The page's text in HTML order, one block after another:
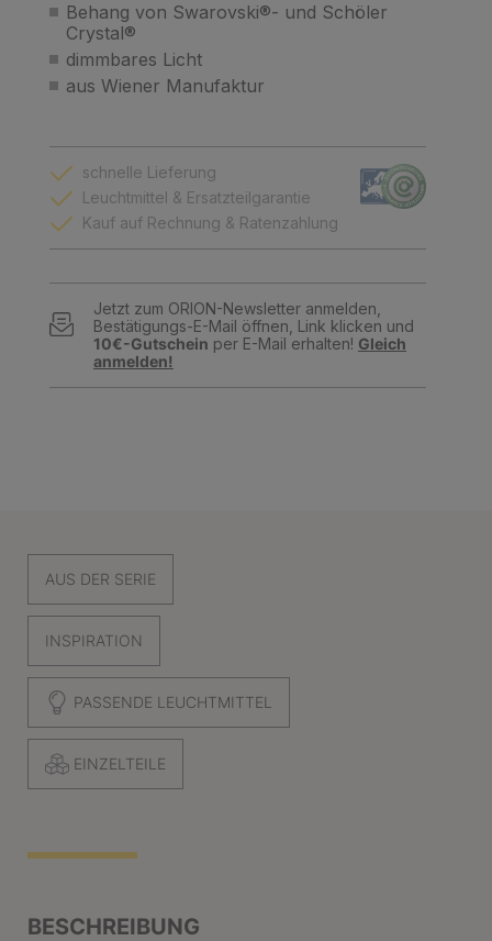
Behang von Swarovski®- und Schöler
Crystal®
dimmbares Licht
aus Wiener Manufaktur
schnelle Lieferung
Leuchtmittel & Ersatzteilgarantie
Kauf auf Rechnung & Ratenzahlung
Jetzt zum ORION-Newsletter anmelden,
Bestätigungs-E-Mail öffnen, Link klicken und
10€-Gutschein per E-Mail erhalten! Gleich
anmelden!
AUS DER SERIE
INSPIRATION
PASSENDE LEUCHTMITTEL
EINZELTEILE
BESCHREIBUNG